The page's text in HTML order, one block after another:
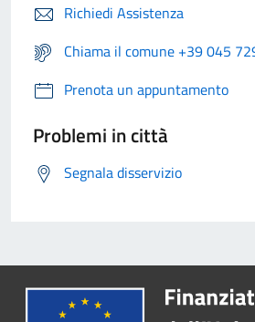
Richiedi Assistenza
Chiama il comune +39 045
Prenota un appuntamento
Problemi in città
Segnala disservizio